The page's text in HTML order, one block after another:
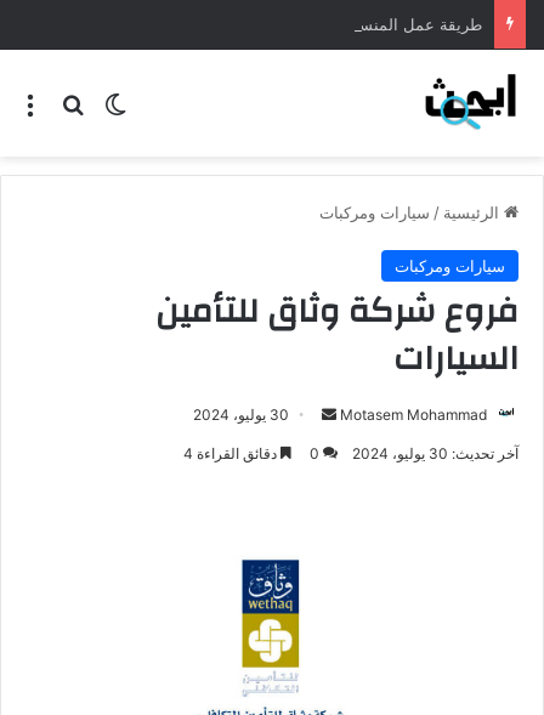
طريقة عمل المنسف الاردني
الرئيسية / سيارات ومركبات
سيارات ومركبات
فروع شركة وثاق للتأمين
السيارات
Motasem Mohammad 30 يوليو، 2024
آخر تحديث: 30 يوليو، 2024 0 دقائق القراءة 4